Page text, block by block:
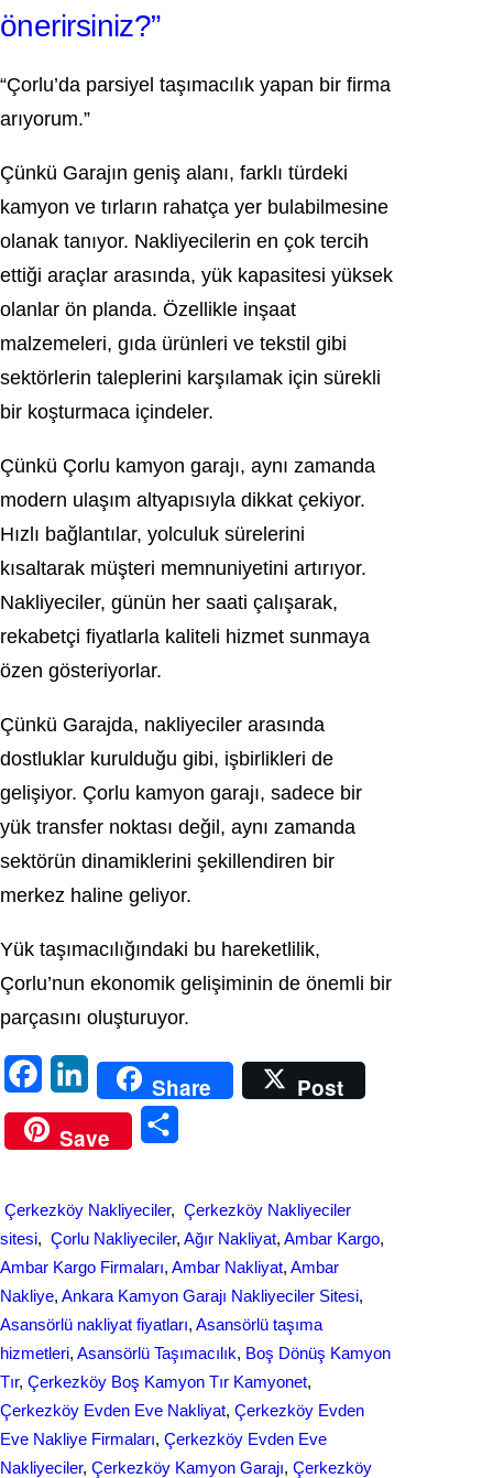
önerirsiniz?”
“Çorlu’da parsiyel taşımacılık yapan bir firma
arıyorum.”
Çünkü Garajın geniş alanı, farklı türdeki
kamyon ve tırların rahatça yer bulabilmesine
olanak tanıyor. Nakliyecilerin en çok tercih
ettiği araçlar arasında, yük kapasitesi yüksek
olanlar ön planda. Özellikle inşaat
malzemeleri, gıda ürünleri ve tekstil gibi
sektörlerin taleplerini karşılamak için sürekli
bir koşturmaca içindeler.
Çünkü Çorlu kamyon garajı, aynı zamanda
modern ulaşım altyapısıyla dikkat çekiyor.
Hızlı bağlantılar, yolculuk sürelerini
kısaltarak müşteri memnuniyetini artırıyor.
Nakliyeciler, günün her saati çalışarak,
rekabetçi fiyatlarla kaliteli hizmet sunmaya
özen gösteriyorlar.
Çünkü Garajda, nakliyeciler arasında
dostluklar kurulduğu gibi, işbirlikleri de
gelişiyor. Çorlu kamyon garajı, sadece bir
yük transfer noktası değil, aynı zamanda
sektörün dinamiklerini şekillendiren bir
merkez haline geliyor.
Yük taşımacılığındaki bu hareketlilik,
Çorlu’nun ekonomik gelişiminin de önemli bir
parçasını oluşturuyor.
a
c
o
o
k
i
n
d
I
n
Share
Post
Save
e
Çerkezköy Nakliyeciler, Çerkezköy Nakliyeciler
sitesi, Çorlu Nakliyeciler, Ağır Nakliyat, Ambar Kargo
Ambar Kargo Firmaları, Ambar Nakliyat, Ambar
Nakliye, Ankara Kamyon Garajı Nakliyeciler Sitesi
Asansörlü nakliyat fiyatları, Asansörlü taşıma
hizmetleri, Asansörlü Taşımacılık, Boş Dönüş Kamyon
Tır, Çerkezköy Boş Kamyon Tır Kamyonet
Çerkezköy Evden Eve Nakliyat, Çerkezköy Evden
Eve Nakliye Firmaları, Çerkezköy Evden Eve
Nakliyeciler, Çerkezköy Kamyon Garajı, Çerkezköy